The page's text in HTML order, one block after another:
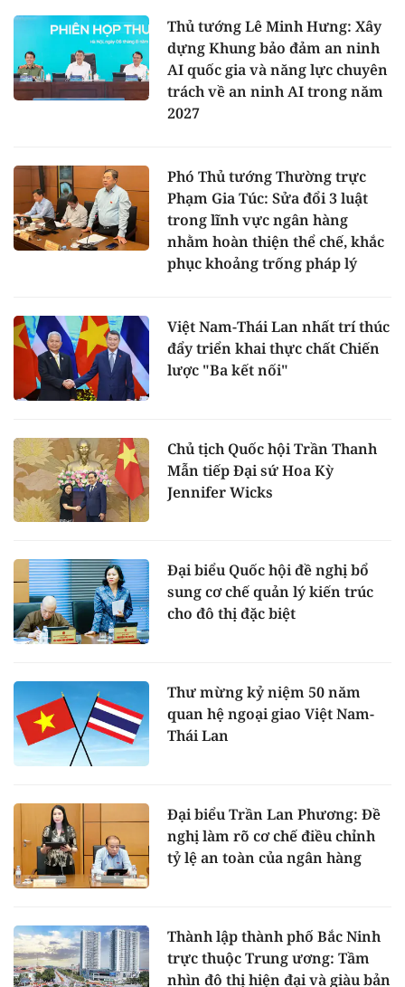
Thủ tướng Lê Minh Hưng: Xây
dựng Khung bảo đảm an ninh
AI quốc gia và năng lực chuyên
trách về an ninh AI trong năm
2027
Phó Thủ tướng Thường trực
Phạm Gia Túc: Sửa đổi 3 luật
trong lĩnh vực ngân hàng
nhằm hoàn thiện thể chế, khắc
phục khoảng trống pháp lý
Việt Nam-Thái Lan nhất trí thúc
đẩy triển khai thực chất Chiến
lược "Ba kết nối"
Chủ tịch Quốc hội Trần Thanh
Mẫn tiếp Đại sứ Hoa Kỳ
Jennifer Wicks
Đại biểu Quốc hội đề nghị bổ
sung cơ chế quản lý kiến trúc
cho đô thị đặc biệt
Thư mừng kỷ niệm 50 năm
quan hệ ngoại giao Việt Nam-
Thái Lan
Đại biểu Trần Lan Phương: Đề
nghị làm rõ cơ chế điều chỉnh
tỷ lệ an toàn của ngân hàng
Thành lập thành phố Bắc Ninh
trực thuộc Trung ương: Tầm
nhìn đô thị hiện đại và giàu bản